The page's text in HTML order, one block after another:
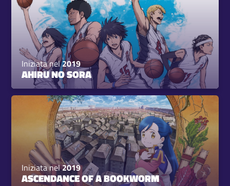
Iniziata nel2019
AHIRU NO SORA
Iniziata nel2019
ASCENDANCE OF A BOOKWORM